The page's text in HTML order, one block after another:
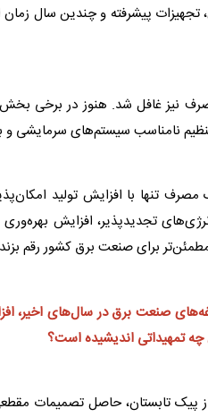
تجهیزات پیشرفته و چندین سال
نیز غافل شد. هنوز در برخی
نامناسب سیستم‌های سرمایشی و
مصرف تنها با افزایش تولید
تجدیدپذیر، افزایش
مطمئن‌تر برای صنعت برقکشور رقم
صنعت برقدر سال‌های اخیر،
چه تمهیداتی اندیشیده است؟
پیک تابستان، حاصل تصمیمات